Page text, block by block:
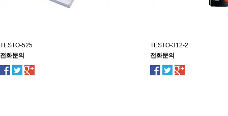
TESTO-525
전화문의
TESTO-312-2
전화문의